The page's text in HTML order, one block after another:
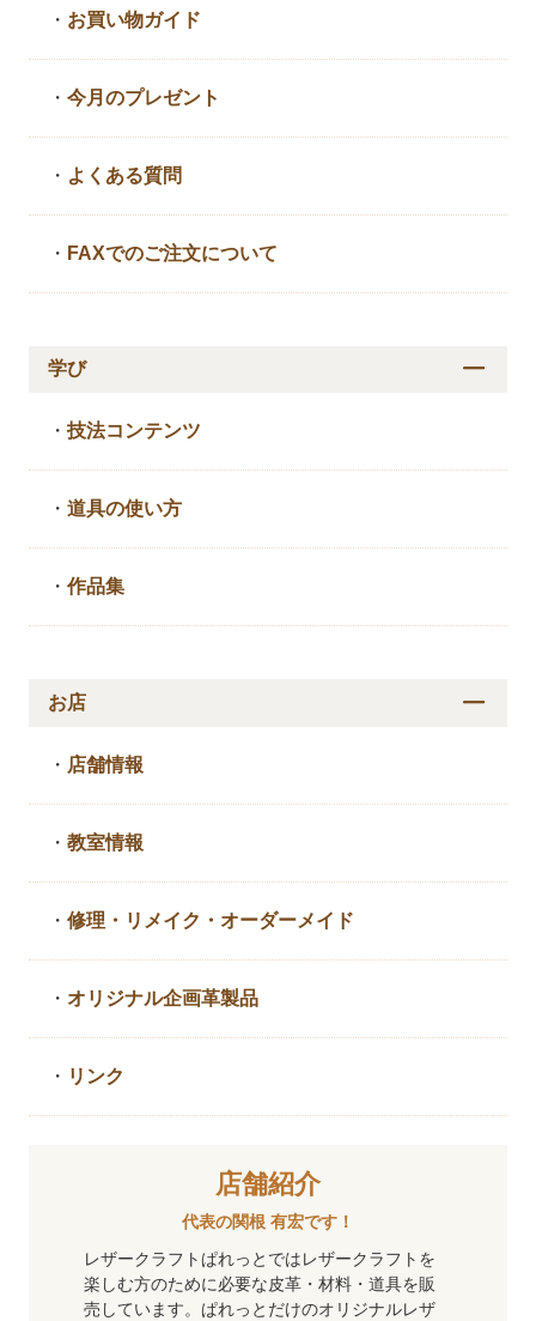
・ お買い物ガイド
・今月のプレゼント
・ よくある質問
・ FAXでのご注文について
学び
・技法コンテンツ
・道具の使い方
・作品集
お店
・ 店舗情報
・教室情報
・修理・リメイク・ オーダーメイド
・ オリジナル企画革製品
・ リンク
店舗紹介
代表の関根 有宏です！
レザークラフトぱれっとではレザークラフトを
楽しむ方のために必要な皮革・材料・道具を販
売しています。ぱれっとだけのオリジナルレザ